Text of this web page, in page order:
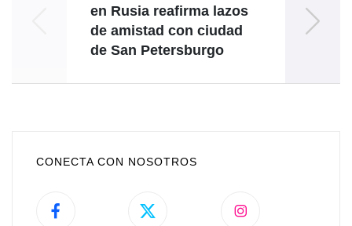
en Rusia reafirma lazos
de amistad con ciudad
de San Petersburgo
CONECTA CON NOSOTROS